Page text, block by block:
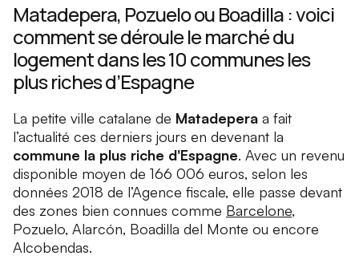
Matadepera, Pozuelo ou Boadilla : voici
comment se déroule le marché du
logement dans les 10 communes les
plus riches d’Espagne
La petite ville catalane de Matadepera a fait
l’actualité ces derniers jours en devenant la
commune la plus riche d'Espagne. Avec un revenu
disponible moyen de 166 006 euros, selon les
données 2018 de l’Agence fiscale, elle passe devant
des zones bien connues comme Barcelone,
Pozuelo, Alarcón, Boadilla del Monte ou encore
Alcobendas.